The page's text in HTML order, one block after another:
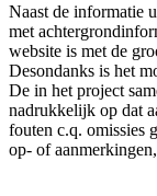
Naast de informatie
met
website is met de
Desondanks is het
De in het project
nadrukkelijk op dat
fouten c.q. omissies
op- of